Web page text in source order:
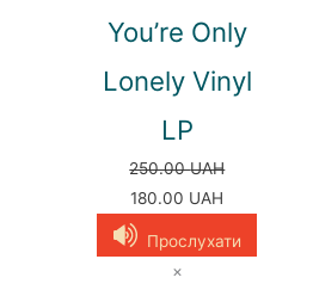
You’re Only
Lonely Vinyl
LP
250.00UAH
Оригінальна
ціна:
250.00 UAH.
180.00 UAH
180.00 UAH.
Прослухати
×